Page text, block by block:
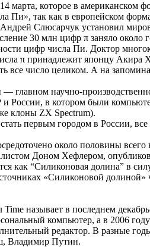
которое в американском
так как в европейском
Слюсарчук установил
30 млн цифр π заняло
цифр числа Пи. Доктор
π принадлежит японцу Акира
все число целиком. А на
главном научно-
России, в котором были
клоны ZX Spectrum).
первым городом в России,
около половины всего
Доном Хефлером,
как “Силиконовая долина” в
«Силиконовой
называет в последнем
компьютер, а в 2006
редактор. В разные
Владимир Путин.